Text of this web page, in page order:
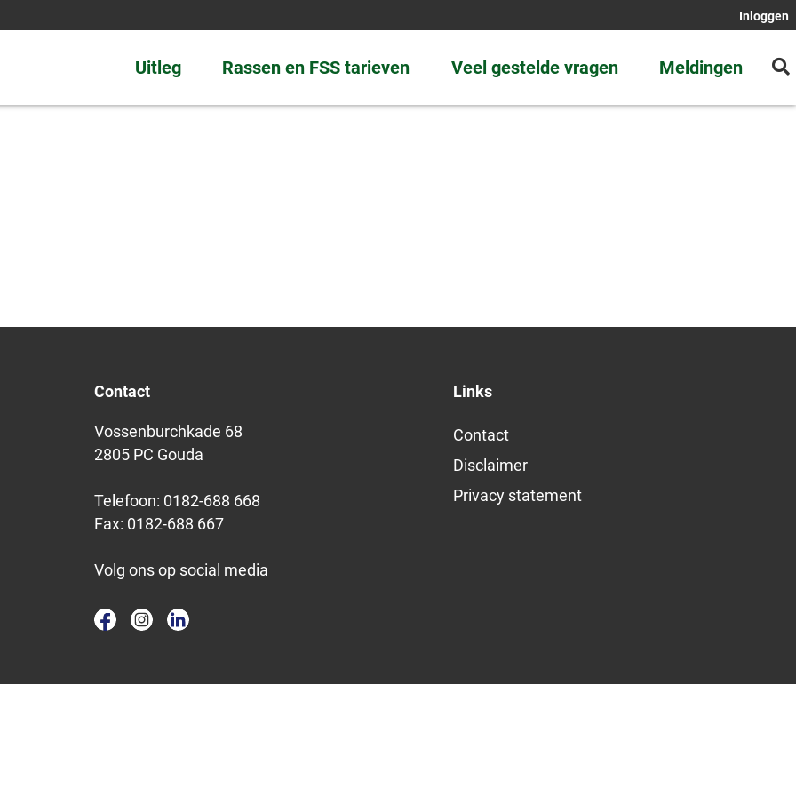
Inloggen
Uitleg Rassen en FSS tarieven Veel gestelde vragen Meldingen
Contact
Vossenburchkade 68
2805 PC Gouda
Telefoon: 0182-688 668
Fax: 0182-688 667
Volg ons op social media
Links
Contact
Disclaimer
Privacy statement